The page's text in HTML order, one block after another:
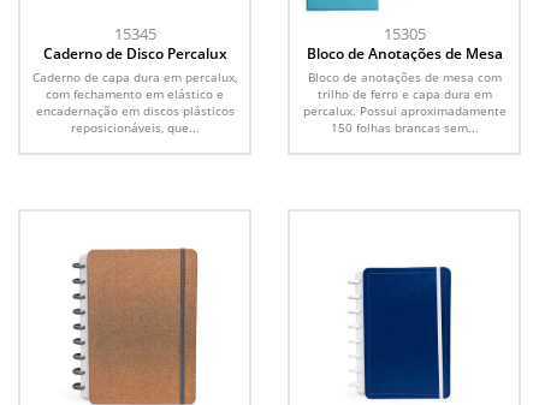
15345
Caderno de Disco Percalux
Caderno de capa dura em percalux,
com fechamento em elástico e
encadernação em discos plásticos
reposicionáveis, que...
15305
Bloco de Anotações de Mesa
Bloco de anotações de mesa com
trilho de ferro e capa dura em
percalux. Possui aproximadamente
150 folhas brancas sem...